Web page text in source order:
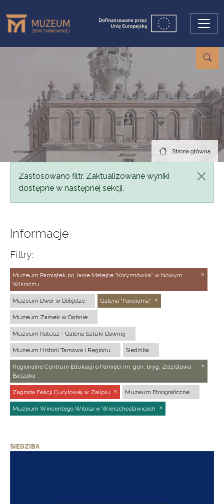
Strona główna
Komunikat
Zastosowano filtr. Zaktualizowane wyniki
dostępne w następnej sekcji.
Informacje
Filtry:
Muzeum Pamiątek po Janie Matejce "Koryznówka" w Nowym
Wiśniczu
Muzeum Dwór w Dołędze Galeria "Panorama"
Muzeum Zamek w Dębnie
Muzeum Ratusz - Galeria Sztuki Dawnej
Muzeum Historii Tarnowa i Regionu Siedziba
Regionalne Centrum Edukacji o Pamięci im. gen. bryg. Zdzisława
Baszaka
Zagroda Felicji Curyłowej w Zalipiu Muzeum Etnograficzne
Muzeum Wincentego Witosa w Wierzchosławicach
SIEDZIBA